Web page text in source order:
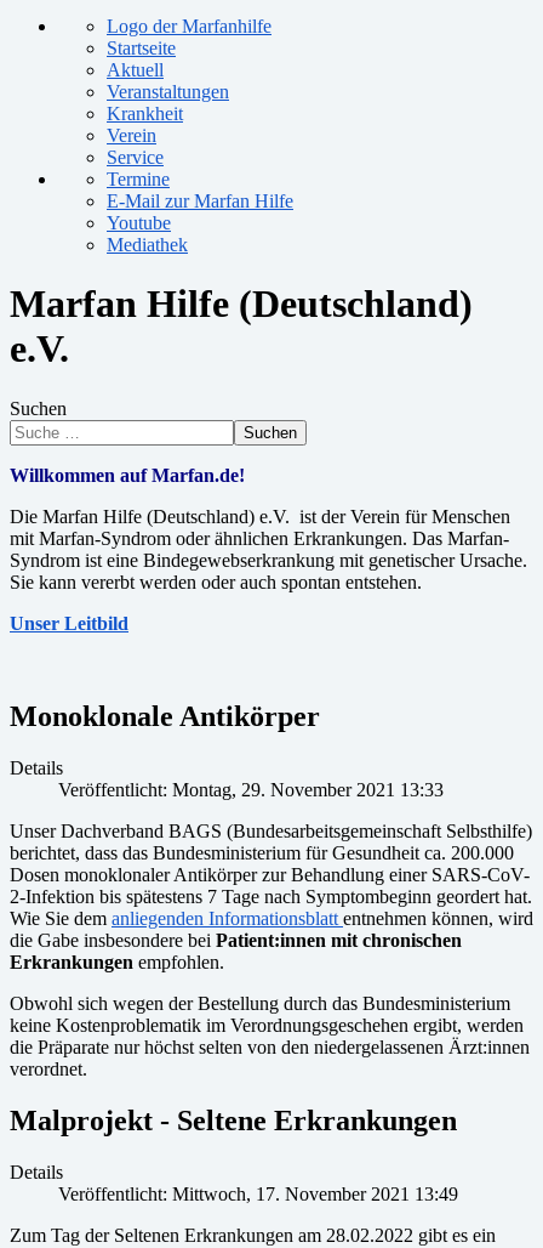
Logo der Marfanhilfe
Startseite
Aktuell
Veranstaltungen
Krankheit
Verein
Service
Termine
E-Mail zur Marfan Hilfe
Youtube
Mediathek
Marfan Hilfe (Deutschland)
e.V.
Suchen
Suchen
Willkommen auf Marfan.de!
Die Marfan Hilfe (Deutschland) e.V. ist der Verein für Menschen
mit Marfan-Syndrom oder ähnlichen Erkrankungen. Das Marfan-
Syndrom ist eine Bindegewebserkrankung mit genetischer Ursache.
Sie kann vererbt werden oder auch spontan entstehen.
Unser Leitbild
Monoklonale Antikörper
Details
Veröffentlicht: Montag, 29. November 2021 13:33
Unser Dachverband BAGS (Bundesarbeitsgemeinschaft Selbsthilfe)
berichtet, dass das Bundesministerium für Gesundheit ca. 200.000
Dosen monoklonaler Antikörper zur Behandlung einer SARS-CoV-
2-Infektion bis spätestens 7 Tage nach Symptombeginn geordert hat.
Wie Sie dem anliegenden Informationsblatt entnehmen können, wird
die Gabe insbesondere bei Patient:innen mit chronischen
Erkrankungen empfohlen.
Obwohl sich wegen der Bestellung durch das Bundesministerium
keine Kostenproblematik im Verordnungsgeschehen ergibt, werden
die Präparate nur höchst selten von den niedergelassenen Ärzt:innen
verordnet.
Malprojekt - Seltene Erkrankungen
Details
Veröffentlicht: Mittwoch, 17. November 2021 13:49
Zum Tag der Seltenen Erkrankungen am 28.02.2022 gibt es ein